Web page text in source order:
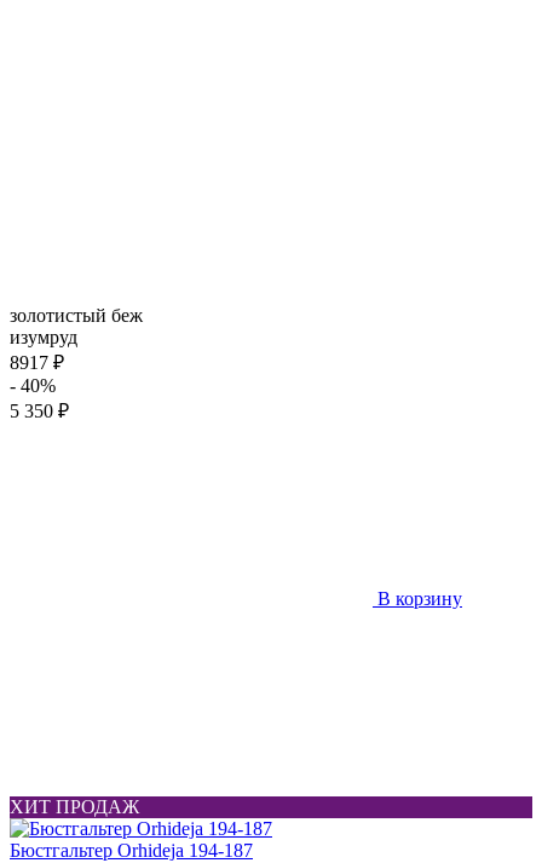
золотистый беж
изумруд
8917 ₽
- 40%
5 350 ₽
В корзину
ХИТ ПРОДАЖ
Бюстгальтер Orhideja 194-187